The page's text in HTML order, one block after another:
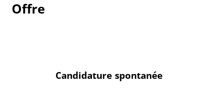
Offre
Candidature spontanée